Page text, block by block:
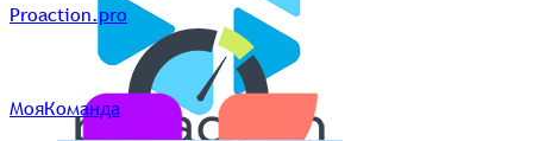
Proaction.pro
МояКоманда